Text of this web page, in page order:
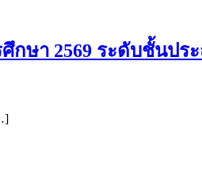
กษา 2569 ระดับชั้นปร